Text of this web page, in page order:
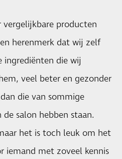
producten
herenmerk dat wij zelf
ingrediënten die wij
veel beter en gezonder
die van sommige
salon hebben staan.
het is toch leuk om het
iemand met zoveel kennis